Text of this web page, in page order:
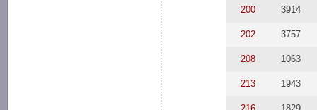
200 3914
202 3757
208 1063
213 1943